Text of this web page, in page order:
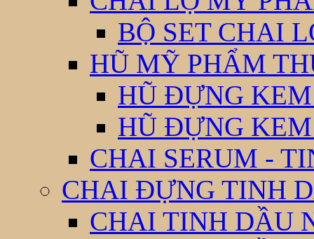
BỘ SET CHAI
HŨ MỸ PHẨM
HŨ ĐỰNG
HŨ ĐỰNG
CHAI SERUM -
CHAI ĐỰNG TINH
CHAI TINH DẦU